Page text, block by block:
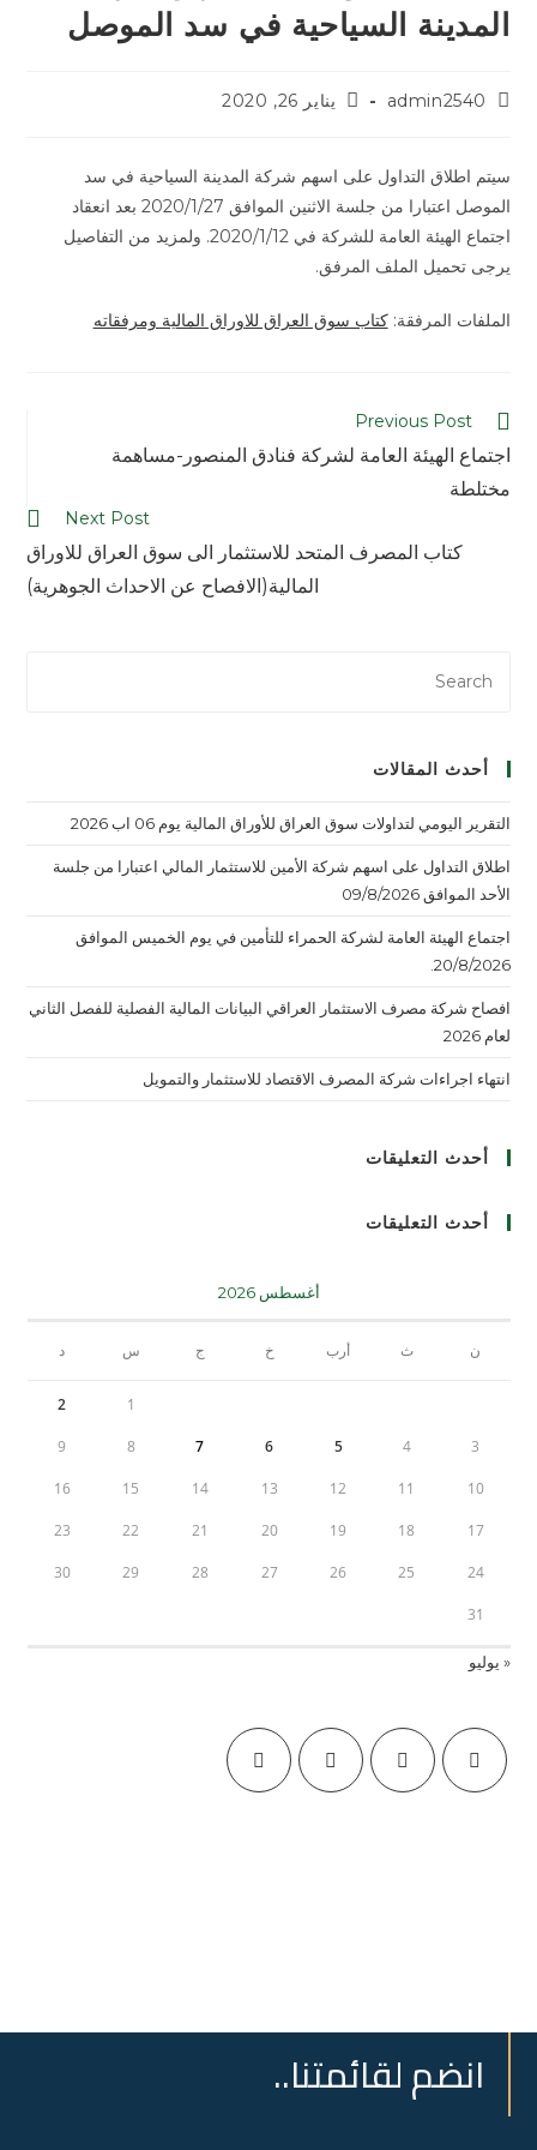
المدينة السياحية في سد الموصل
admin2540 يناير 26, 2020
سيتم اطلاق التداول على اسهم شركة المدينة السياحية في سد
الموصل اعتبارا من جلسة الاثنين الموافق 2020/1/27 بعد انعقاد
اجتماع الهيئة العامة للشركة في 2020/1/12. ولمزيد من التفاصيل
يرجى تحميل الملف المرفق.
الملفات المرفقة:كتاب سوق العراق للاوراق المالية ومرفقاته
Previous Post
اجتماع الهيئة العامة لشركة فنادق المنصور-مساهمة
مختلطة
Next Post
كتاب المصرف المتحد للاستثمار الى سوق العراق للاوراق
المالية(الافصاح عن الاحداث الجوهرية)
أحدث المقالات
التقرير اليومي لتداولات سوق العراق للأوراق المالية يوم 06 اب 2026
اطلاق التداول على اسهم شركة الأمين للاستثمار المالي اعتبارا من جلسة
الأحد الموافق 09/8/2026
اجتماع الهيئة العامة لشركة الحمراء للتأمين في يوم الخميس الموافق
20/8/2026.
افصاح شركة مصرف الاستثمار العراقي البيانات المالية الفصلية للفصل الثاني
لعام 2026
انتهاء اجراءات شركة المصرف الاقتصاد للاستثمار والتمويل
أحدث التعليقات
أحدث التعليقات
أغسطس 2026
ن ث أرب خ ج س د
1
2
3
4
5
6
7
8
9
10
11
12
13
14
15
16
17
18
19
20
21
22
23
24
25
26
27
28
29
30
31
« يوليو
انضم لقائمتنا..